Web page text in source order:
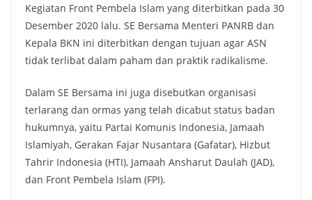
Kegiatan Front Pembela Islam yang diterbitkan pada 30
Desember 2020 lalu. SE Bersama Menteri PANRB dan
Kepala BKN ini diterbitkan dengan tujuan agar ASN
tidak terlibat dalam paham dan praktik radikalisme.
Dalam SE Bersama ini juga disebutkan organisasi
terlarang dan ormas yang telah dicabut status badan
hukumnya, yaitu Partai Komunis Indonesia, Jamaah
Islamiyah, Gerakan Fajar Nusantara (Gafatar), Hizbut
Tahrir Indonesia (HTI), Jamaah Ansharut Daulah (JAD),
dan Front Pembela Islam (FPI).